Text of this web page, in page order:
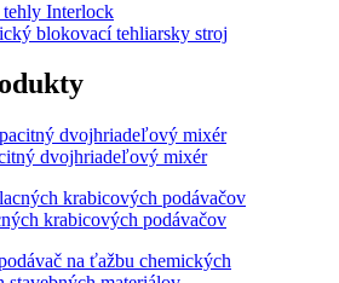
Interlock
blokovací tehliarsky stroj
dvojhriadeľový mixér
krabicových podávačov